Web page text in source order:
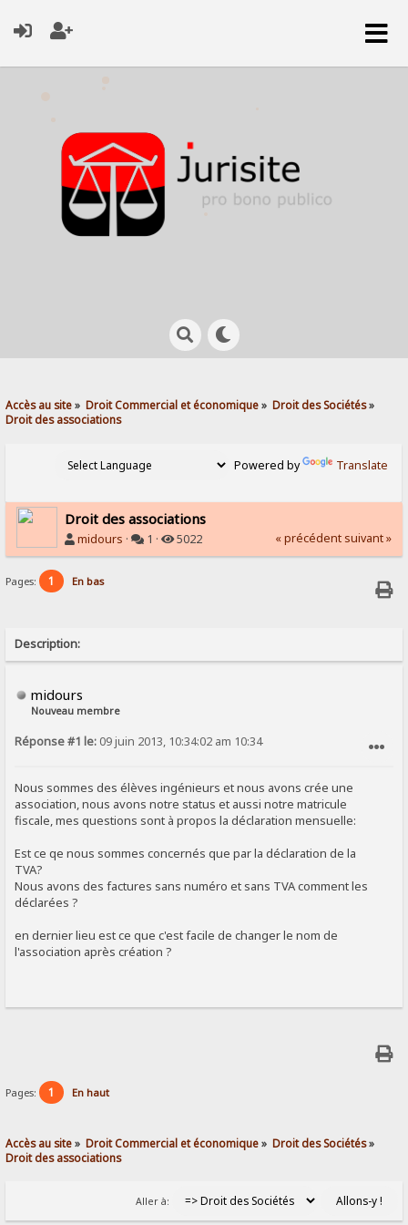
Accès au site» Droit Commercial et économique» Droit des Sociétés»
Droit des associations
Powered by Translate
Droit des associations
midours · 1 · 5022 « précédent suivant »
Pages: 1 En bas
Description:
midours
Nouveau membre
Réponse #1 le: 09 juin 2013, 10:34:02 am 10:34
Nous sommes des élèves ingénieurs et nous avons crée une
association, nous avons notre status et aussi notre matricule
fiscale, mes questions sont à propos la déclaration mensuelle:
Est ce qe nous sommes concernés que par la déclaration de la
TVA?
Nous avons des factures sans numéro et sans TVA comment les
déclarées ?
en dernier lieu est ce que c'est facile de changer le nom de
l'association après création ?
Pages: 1 En haut
Accès au site» Droit Commercial et économique» Droit des Sociétés»
Droit des associations
Aller à: